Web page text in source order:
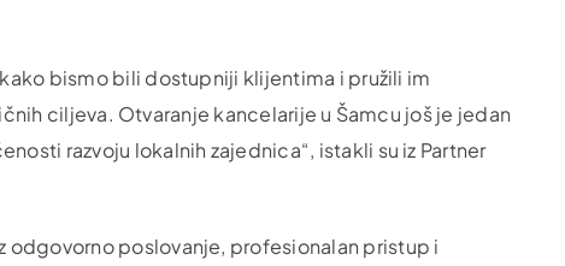
bismo bili dostupniji klijentima i pružili im
ciljeva. Otvaranje kancelarije u Šamcu još je jedan
razvoju lokalnih zajednica“, istakli su iz Partner
odgovorno poslovanje, profesionalan pristup i